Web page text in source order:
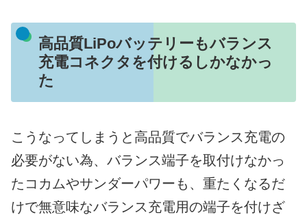
高品質LiPoバッテリーもバランス
充電コネクタを付けるしかなかっ
た
こうなってしまうと高品質でバランス充電の
必要がない為、バランス端子を取付けなかっ
たコカムやサンダーパワーも、重たくなるだ
けで無意味なバランス充電用の端子を付けざ